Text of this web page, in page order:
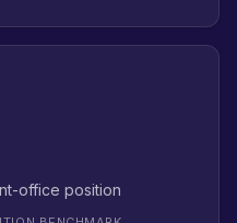
office position